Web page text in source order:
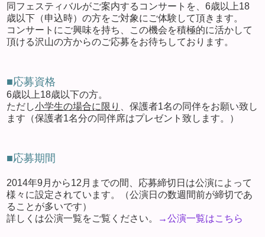
同フェスティバルがご案内するコンサートを、6歳以上18
歳以下（申込時）の方をご対象にご体験して頂きます。
コンサートにご興味を持ち、この機会を積極的に活かして
頂ける沢山の方からのご応募をお待ちしております。
■応募資格
6歳以上18歳以下の方。
ただし小学生の場合に限り
、保護者1名の同伴をお願い致し
ます（保護者1名分の同伴席はプレゼント致します。）
■応募期間
2014年9月から12月までの間、応募締切日は公演によって
様々に設定されています。（公演日の数週間前が締切であ
ることが多いです）
詳しくは公演一覧をご覧ください。
→公演一覧はこちら